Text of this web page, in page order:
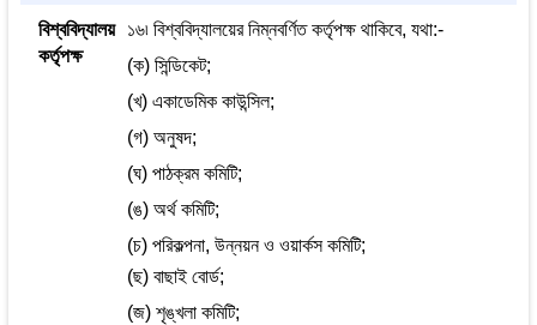
বিশ্ববিদ্যালয়
কর্তৃপক্ষ
১৬৷ বিশ্ববিদ্যালয়ের নিম্নবর্ণিত কর্তৃপক্ষ থাকিবে, যথা:-
(ক) সিন্ডিকেট;
(খ) একাডেমিক কাউন্সিল;
(গ) অনুষদ;
(ঘ) পাঠক্রম কমিটি;
(ঙ) অর্থ কমিটি;
(চ) পরিকল্পনা, উন্নয়ন ও ওয়ার্কস কমিটি;
(ছ) বাছাই বোর্ড;
(জ) শৃঙ্খলা কমিটি;